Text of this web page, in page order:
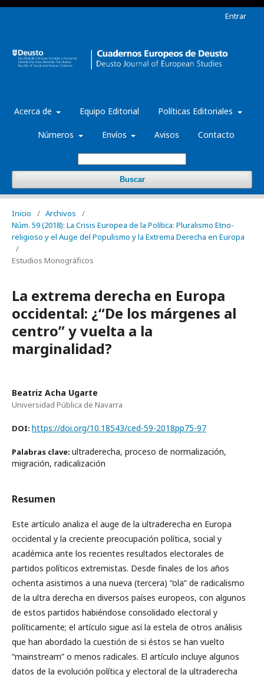
Acerca de Equipo Editorial Políticas Editoriales
Números Envíos Avisos Contacto
Buscar
Entrar
Inicio / Archivos
/
Núm. 59 (2018): La Crisis Europea de la Política: Pluralismo Etno-
religioso y el Auge del Populismo y la Extrema Derecha en Europa
/
Estudios Monográficos
La extrema derecha en Europa
occidental: ¿“De los márgenes al
centro” y vuelta a la
marginalidad?
Beatriz Acha Ugarte
Universidad Pública de Navarra
DOI: https://doi.org/10.18543/ced-59-2018pp75-97
Palabras clave: ultraderecha, proceso de normalización,
migración, radicalización
Resumen
Este artículo analiza el auge de la ultraderecha en Europa
occidental y la creciente preocupación política, social y
académica ante los recientes resultados electorales de
partidos políticos extremistas. Desde finales de los años
ochenta asistimos a una nueva (tercera) “ola” de radicalismo
de la ultra derecha en diversos países europeos, con algunos
de estos partidos habiéndose consolidado electoral y
políticamente; el artículo sigue así la estela de otros análisis
que han abordado la cuestión de si éstos se han vuelto
“mainstream” o menos radicales. El artículo incluye algunos
datos de la evolución política y electoral de la ultraderecha